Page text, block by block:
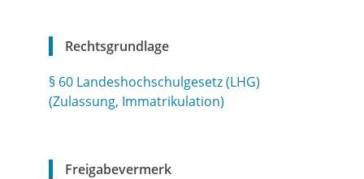
Rechtsgrundlage
§ 60 Landeshochschulgesetz (LHG)
(Zulassung, Immatrikulation)
Freigabevermerk